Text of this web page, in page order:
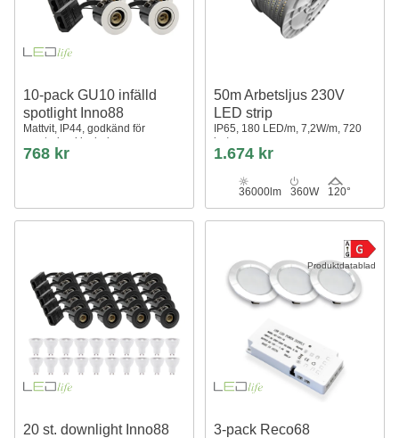
10-pack GU10 infälld
spotlight Inno88
Mattvit, IP44, godkänd för
montering i isolering
768 kr
50m Arbetsljus 230V
LED strip
IP65, 180 LED/m, 7,2W/m, 720
lm/m
1.674 kr
36000lm 360W 120°
20 st. downlight Inno88
Produktdatablad
3-pack Reco68